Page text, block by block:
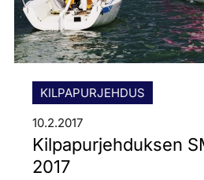
KILPAPURJEHDUS
10.2.2017
Kilpapurjehduksen
2017